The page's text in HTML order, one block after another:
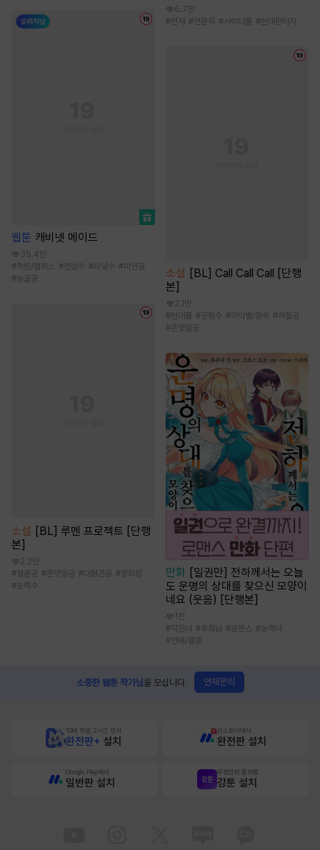
웹툰 캐비넷 메이드
35.4만
#학원/캠퍼스 #연상수 #자낮수 #미인공
#능글공
소설 [BL] 루멘 프로젝트 [단행
본]
2.2만
#절륜공 #존댓말공 #대형견공 #할리킹
#능력수
6.7만
#천재 #전문직 #사이다물 #현대판타지
소설
[BL] Call Call Call [단행
본]
2.1만
#현대물 #군림수 #라이벌/앙숙 #까칠공
#존댓말공
만화
[일권만] 전하께서는 오늘
도 운명의 상대를 찾으신 모양이
네요 (웃음) [단행본]
1천
#직진녀 #후회남 #로맨스 #능력녀
#연애/결혼
소중한 웹툰 작가님을 모십니다. 연재문의
10배 적립, 2시간 먼저
완전판+ 설치
원스토어에서
완전판 설치
Google Play에서
일반판 설치
무협만화 플랫폼
강툰 설치